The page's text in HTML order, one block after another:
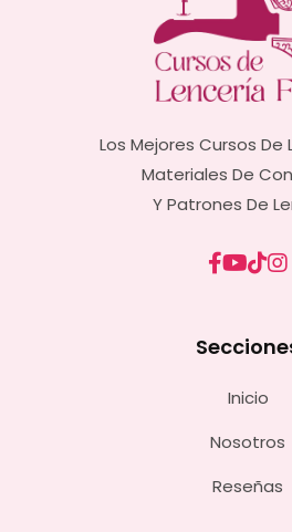
Los Mejores Cursos De
Materiales De
Y Patrones De
Inicio
Nosotros
Reseñas